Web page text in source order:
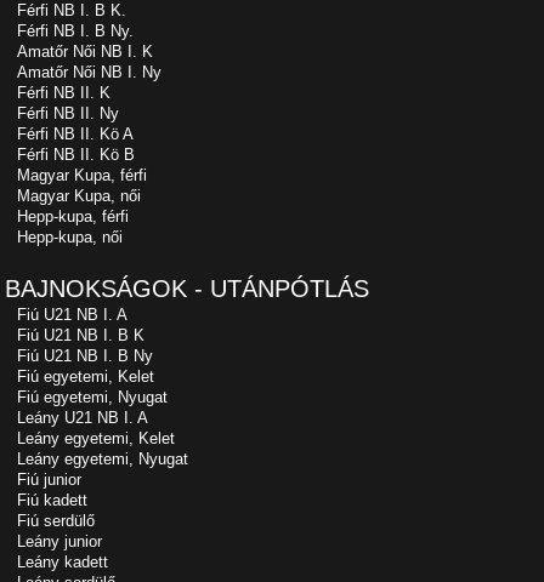
Férfi NB I. B K.
Férfi NB I. B Ny.
Amatőr Női NB I. K
Amatőr Női NB I. Ny
Férfi NB II. K
Férfi NB II. Ny
Férfi NB II. Kö A
Férfi NB II. Kö B
Magyar Kupa, férfi
Magyar Kupa, női
Hepp-kupa, férfi
Hepp-kupa, női
BAJNOKSÁGOK - UTÁNPÓTLÁS
Fiú U21 NB I. A
Fiú U21 NB I. B K
Fiú U21 NB I. B Ny
Fiú egyetemi, Kelet
Fiú egyetemi, Nyugat
Leány U21 NB I. A
Leány egyetemi, Kelet
Leány egyetemi, Nyugat
Fiú junior
Fiú kadett
Fiú serdülő
Leány junior
Leány kadett